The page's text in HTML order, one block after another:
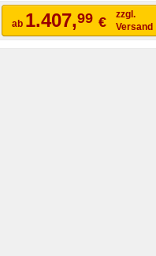
ab 1.407,99 €
zzgl.
Versand